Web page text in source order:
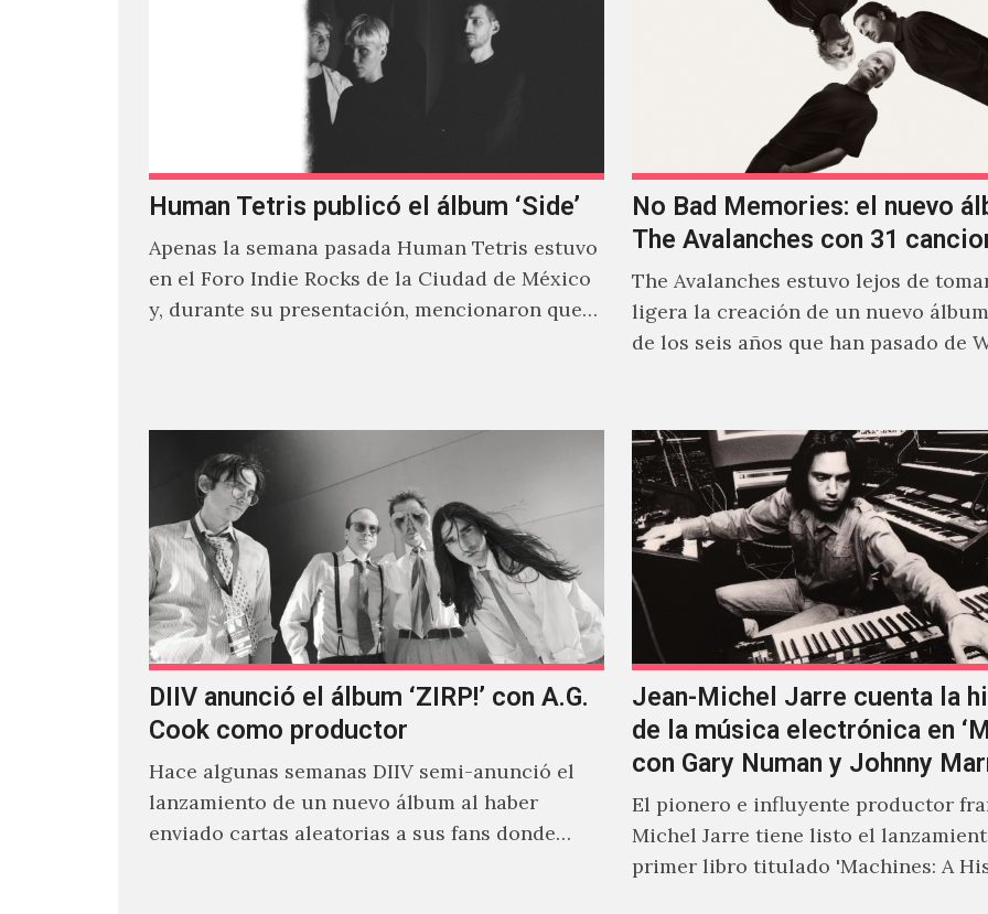
Human Tetris publicó el álbum ‘Side’
Apenas la semana pasada Human Tetris estuvo
en el Foro Indie Rocks de la Ciudad de México
y, durante su presentación, mencionaron que
No Bad Memories: el nuevo
The Avalanches con 31
The Avalanches estuvo lejos de
ligera la creación de un nuevo
de los seis años que han pasado de
DIIV anunció el álbum ‘ZIRP!’ con A.G.
Cook como productor
Hace algunas semanas DIIV semi-anunció el
lanzamiento de un nuevo álbum al haber
enviado cartas aleatorias a sus fans donde
Jean-Michel Jarre cuenta la
de la música electrónica en
con Gary Numan y Johnny
El pionero e influyente productor
Michel Jarre tiene listo el
primer libro titulado 'Machines: A